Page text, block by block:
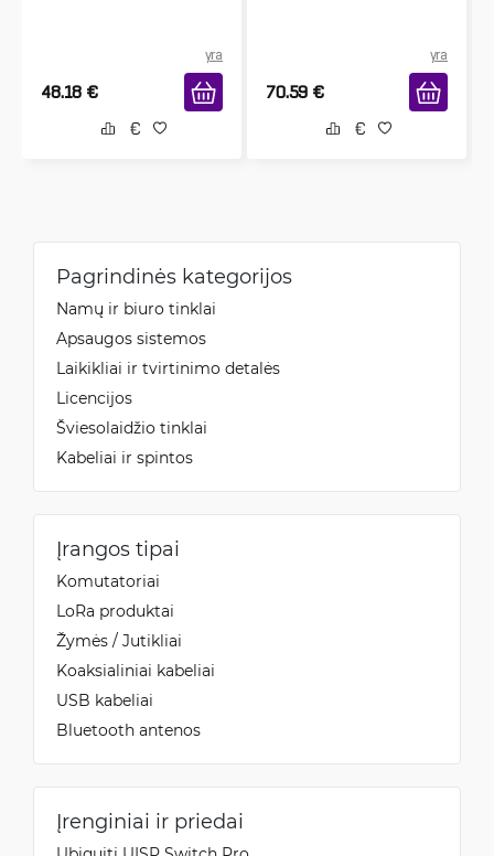
yra
48.18 €
yra
70.59 €
Pagrindinės kategorijos
Namų ir biuro tinklai
Apsaugos sistemos
Laikikliai ir tvirtinimo detalės
Licencijos
Šviesolaidžio tinklai
Kabeliai ir spintos
Įrangos tipai
Komutatoriai
LoRa produktai
Žymės / Jutikliai
Koaksialiniai kabeliai
USB kabeliai
Bluetooth antenos
Įrenginiai ir priedai